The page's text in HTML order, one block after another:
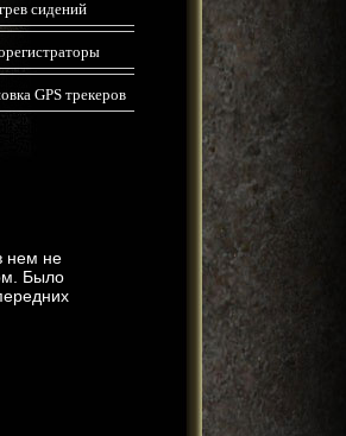
сидений
GPS трекеров
нем не
Было